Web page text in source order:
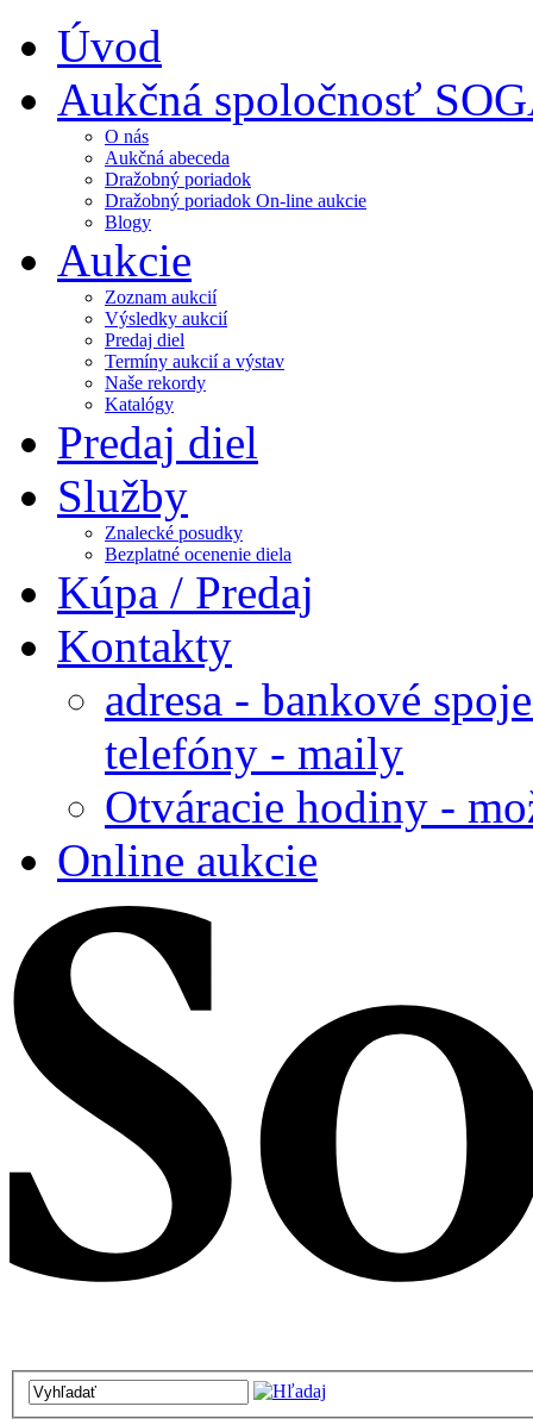
Úvod
Aukčná spoločnosť
O nás
Aukčná abeceda
Dražobný poriadok
Dražobný poriadok On-line aukcie
Blogy
Aukcie
Zoznam aukcií
Výsledky aukcií
Predaj diel
Termíny aukcií a výstav
Naše rekordy
Katalógy
Predaj diel
Služby
Znalecké posudky
Bezplatné ocenenie diela
Kúpa / Predaj
Kontakty
adresa - bankové
telefóny - maily
Otváracie hodiny -
Online aukcie